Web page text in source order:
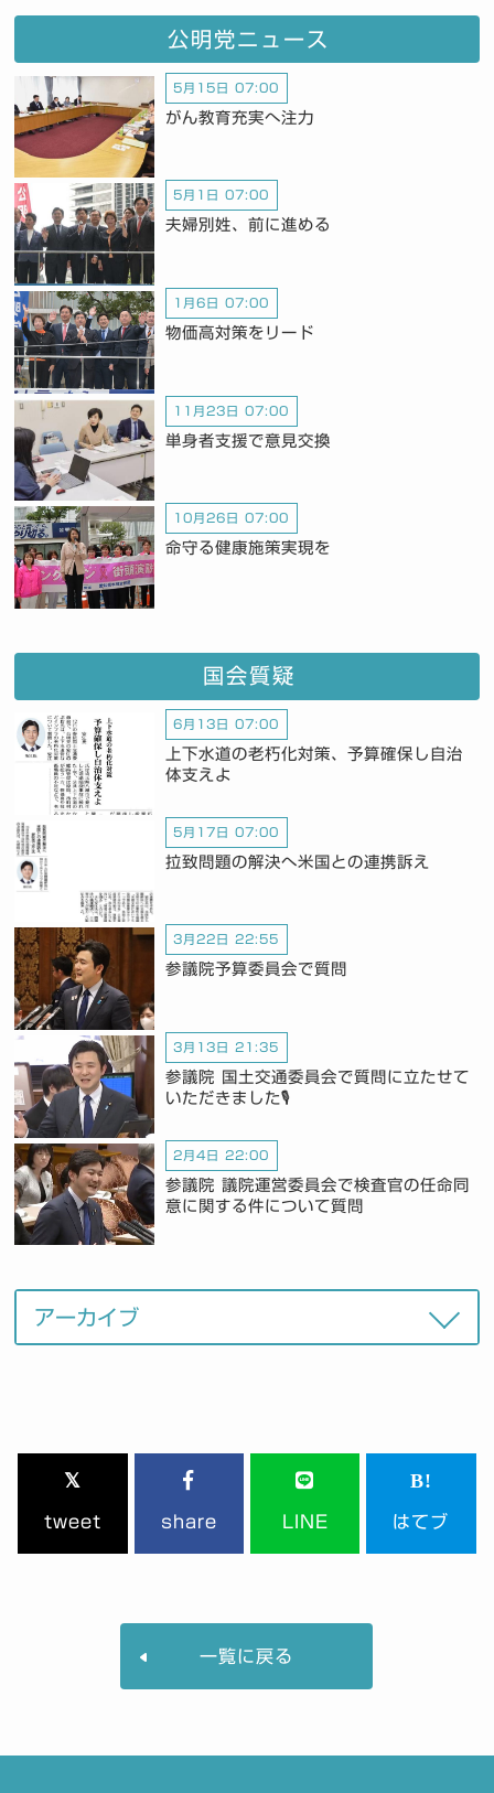
公明党ニュース
5月15日 07:00
がん教育充実へ注力
5月1日 07:00
夫婦別姓、前に進める
1月6日 07:00
物価高対策をリード
11月23日 07:00
単身者支援で意見交換
10月26日 07:00
命守る健康施策実現を
国会質疑
6月13日 07:00
上下水道の老朽化対策、予算確保し自治
体支えよ
5月17日 07:00
拉致問題の解決へ米国との連携訴え
3月22日 22:55
参議院予算委員会で質問
3月13日 21:35
参議院 国土交通委員会で質問に立たせて
いただきました🎙️
2月4日 22:00
参議院 議院運営委員会で検査官の任命同
意に関する件について質問
tweet share LINE はてブ
一覧に戻る